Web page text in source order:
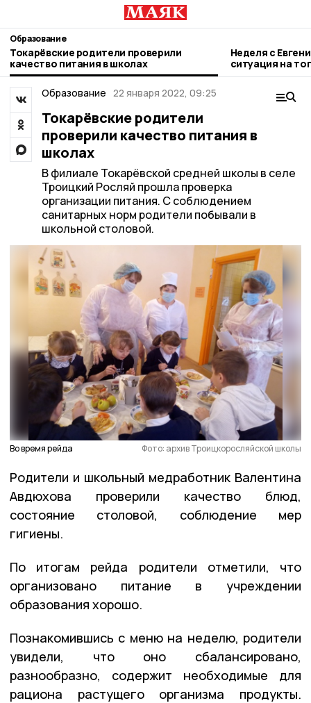
Образование
Токарёвские родители проверили
качество питания в школах
Неделя с
ситуация на
городе и
Образование 22 января 2022, 09:25
Токарёвские родители
проверили качество питания в
школах
В филиале Токарёвской средней школы в селе
Троицкий Росляй прошла проверка
организации питания. С соблюдением
санитарных норм родители побывали в
школьной столовой.
Во время рейда Фото: архив Троицкоросляйской школы
Родители и школьный медработник Валентина
Авдюхова проверили качество блюд,
состояние столовой, соблюдение мер
гигиены.
По итогам рейда родители отметили, что
организовано питание в учреждении
образования хорошо.
Познакомившись с меню на неделю, родители
увидели, что оно сбалансировано,
разнообразно, содержит необходимые для
рациона растущего организма продукты.